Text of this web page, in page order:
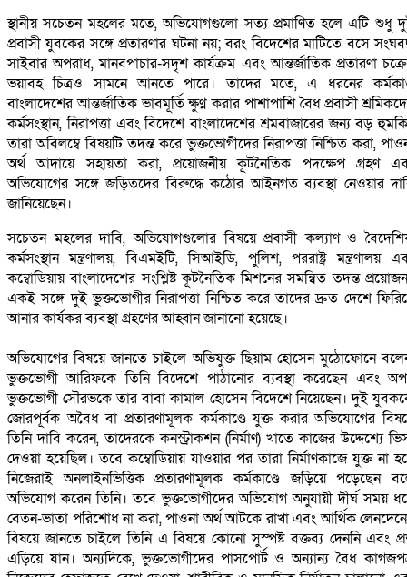
‎স্থানীয় সচেতন মহলের মতে, অভিযোগগুলো সত্য প্রমাণিত হলে এটি শুধু
প্রবাসী যুবকের সঙ্গে প্রতারণার ঘটনা নয়; বরং বিদেশের মাটিতে বসে
সাইবার অপরাধ, মানবপাচার-সদৃশ কার্যক্রম এবং আন্তর্জাতিক প্রতারণা
ভয়াবহ চিত্রও সামনে আনতে পারে। তাদের মতে, এ ধরনের
বাংলাদেশের আন্তর্জাতিক ভাবমূর্তি ক্ষুণ্ন করার পাশাপাশি বৈধ প্রবাসী
কর্মসংস্থান, নিরাপত্তা এবং বিদেশে বাংলাদেশের শ্রমবাজারের জন্য বড়
তারা অবিলম্বে বিষয়টি তদন্ত করে ভুক্তভোগীদের নিরাপত্তা নিশ্চিত করা,
অর্থ আদায়ে সহায়তা করা, প্রয়োজনীয় কূটনৈতিক পদক্ষেপ গ্রহণ
অভিযোগের সঙ্গে জড়িতদের বিরুদ্ধে কঠোর আইনগত ব্যবস্থা নেওয়ার
জানিয়েছেন।
‎সচেতন মহলের দাবি, অভিযোগগুলোর বিষয়ে প্রবাসী কল্যাণ ও
কর্মসংস্থান মন্ত্রণালয়, বিএমইটি, সিআইডি, পুলিশ, পররাষ্ট্র মন্ত্রণালয়
কম্বোডিয়ায় বাংলাদেশের সংশ্লিষ্ট কূটনৈতিক মিশনের সমন্বিত তদন্ত
একই সঙ্গে দুই ভুক্তভোগীর নিরাপত্তা নিশ্চিত করে তাদের দ্রুত দেশে
আনার কার্যকর ব্যবস্থা গ্রহণের আহ্বান জানানো হয়েছে।
‎অভিযোগের বিষয়ে জানতে চাইলে অভিযুক্ত ছিয়াম হোসেন মুঠোফোনে
ভুক্তভোগী আরিফকে তিনি বিদেশে পাঠানোর ব্যবস্থা করেছেন এবং
ভুক্তভোগী সৌরভকে তার বাবা কামাল হোসেন বিদেশে নিয়েছেন। দুই
জোরপূর্বক অবৈধ বা প্রতারণামূলক কর্মকাণ্ডে যুক্ত করার অভিযোগের
তিনি দাবি করেন, তাদেরকে কনস্ট্রাকশন (নির্মাণ) খাতে কাজের উদ্দেশ্যে
দেওয়া হয়েছিল। তবে কম্বোডিয়ায় যাওয়ার পর তারা নির্মাণকাজে যুক্ত না
নিজেরাই অনলাইনভিত্তিক প্রতারণামূলক কর্মকাণ্ডে জড়িয়ে পড়েছেন
অভিযোগ করেন তিনি। তবে ভুক্তভোগীদের অভিযোগ অনুযায়ী দীর্ঘ সময়
বেতন-ভাতা পরিশোধ না করা, পাওনা অর্থ আটকে রাখা এবং আর্থিক
বিষয়ে জানতে চাইলে তিনি এ বিষয়ে কোনো সুস্পষ্ট বক্তব্য দেননি এবং
এড়িয়ে যান। অন্যদিকে, ভুক্তভোগীদের পাসপোর্ট ও অন্যান্য বৈধ